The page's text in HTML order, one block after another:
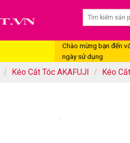
Chào mừng bạn đến
ngày sử dụng
/ Kéo Cắt Tóc AKAFUJI / Kéo